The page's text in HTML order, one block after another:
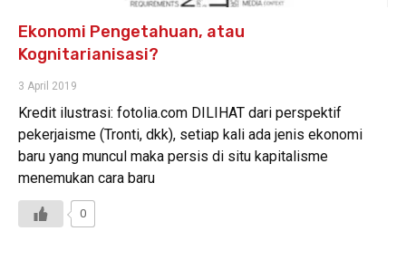
Ekonomi Pengetahuan, atau
Kognitarianisasi?
3 April 2019
Kredit ilustrasi: fotolia.com DILIHAT dari perspektif
pekerjaisme (Tronti, dkk), setiap kali ada jenis ekonomi
baru yang muncul maka persis di situ kapitalisme
menemukan cara baru
0